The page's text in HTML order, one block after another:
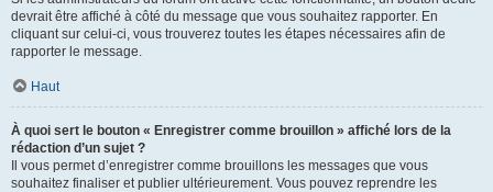
devrait être affiché à côté du message que vous souhaitez rapporter. En
cliquant sur celui-ci, vous trouverez toutes les étapes nécessaires afin de
rapporter le message.
Haut
À quoi sert le bouton « Enregistrer comme brouillon » affiché lors de la
rédaction d’un sujet ?
Il vous permet d’enregistrer comme brouillons les messages que vous
souhaitez finaliser et publier ultérieurement. Vous pouvez reprendre les